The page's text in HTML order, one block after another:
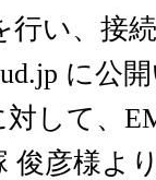
行い、接
に公
して、
俊彦様よ